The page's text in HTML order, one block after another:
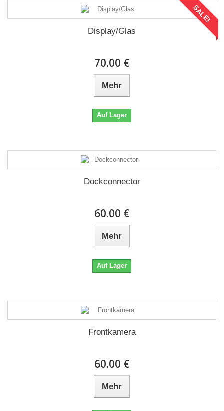
SALE!
Display/Glas
70.00 €
Mehr
Auf Lager
Dockconnector
60.00 €
Mehr
Auf Lager
Frontkamera
60.00 €
Mehr